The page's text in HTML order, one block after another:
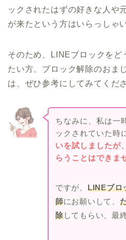
ックされたはずの好きな人や
が来たという方はいらっしゃ
そのため、LINEブロックをど
たい方、ブロック解除のおま
は、ぜひ参考にしてみてくだ
ちなみに、私は一
ックされていた時
いを試しましたが
らうことはできま
ですが、 LINEブロ
師にお願いして、
除してもらい、最